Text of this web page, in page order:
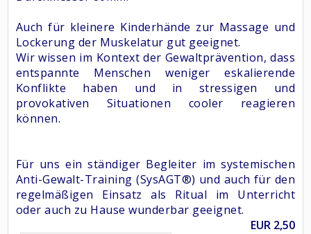
Auch für kleinere Kinderhände zur Massage und
Lockerung der Muskelatur gut geeignet.
Wir wissen im Kontext der Gewaltprävention, dass
entspannte Menschen weniger eskalierende
Konflikte haben und in stressigen und
provokativen Situationen cooler reagieren
können.
Für uns ein ständiger Begleiter im systemischen
Anti-Gewalt-Training (SysAGT®) und auch für den
regelmäßigen Einsatz als Ritual im Unterricht
oder auch zu Hause wunderbar geeignet.
EUR 2,50